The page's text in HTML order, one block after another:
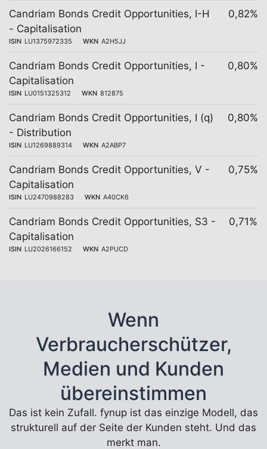
Candriam Bonds Credit Opportunities, I-H
- Capitalisation
ISIN LU1375972335 WKN A2H5JJ
0,82%
Candriam Bonds Credit Opportunities, I -
Capitalisation
ISIN LU0151325312 WKN 812875
0,80%
Candriam Bonds Credit Opportunities, I (q)
- Distribution
ISIN LU1269889314 WKN A2ABP7
0,80%
Candriam Bonds Credit Opportunities, V -
Capitalisation
ISIN LU2470988283 WKN A40CK6
0,75%
Candriam Bonds Credit Opportunities, S3 -
Capitalisation
ISIN LU2026166152 WKN A2PUCD
0,71%
Wenn
Verbraucherschützer,
Medien und Kunden
übereinstimmen
Das ist kein Zufall. fynup ist das einzige Modell, das
strukturell auf der Seite der Kunden steht. Und das
merkt man.